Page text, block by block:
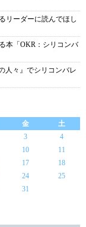
リーダーに読んでほし
本「OKR：シリコンバ
人々』でシリコンバレ
金
土
3
4
10
11
17
18
24
25
31